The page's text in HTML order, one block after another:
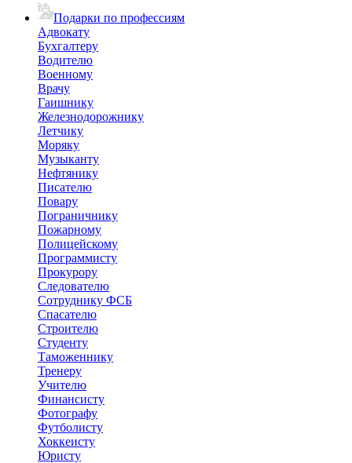
Подарки по профессиям
Адвокату
Бухгалтеру
Водителю
Военному
Врачу
Гаишнику
Железнодорожнику
Летчику
Моряку
Музыканту
Нефтянику
Писателю
Повару
Пограничнику
Пожарному
Полицейскому
Программисту
Прокурору
Следователю
Сотруднику ФСБ
Спасателю
Строителю
Студенту
Таможеннику
Тренеру
Учителю
Финансисту
Фотографу
Футболисту
Хоккеисту
Юристу